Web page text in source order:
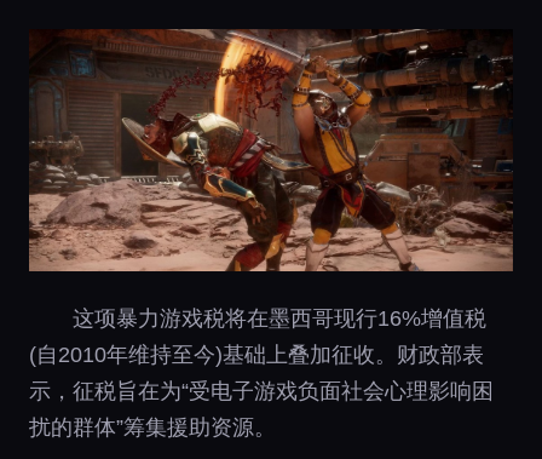
这项暴力游戏税将在墨西哥现行16%增值税
(自2010年维持至今)基础上叠加征收。财政部表
示，征税旨在为“受电子游戏负面社会心理影响困
扰的群体”筹集援助资源。